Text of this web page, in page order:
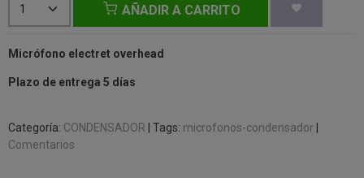
AÑADIR A CARRITO
Micrófono electret overhead
Plazo de entrega 5 días
Categoría: CONDENSADOR Tags: microfonos-condensador
Comentarios